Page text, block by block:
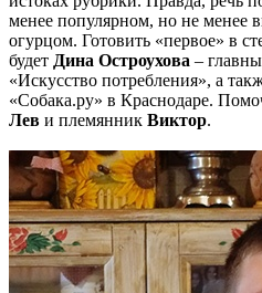
менее популярном, но не менее
огурцом. Готовить «первое» в
будет Дина Остроухова –
«Искусство потребления», а
«Собака.ру» в Краснодаре.
Лев и племянник Виктор.